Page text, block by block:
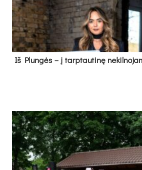
Iš Plungės – į tarptautinę